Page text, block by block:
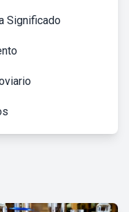
Significado